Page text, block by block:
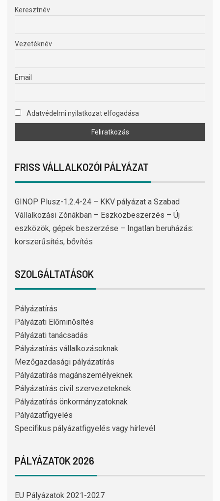
Keresztnév
Vezetéknév
Email
Adatvédelmi nyilatkozat elfogadása
FRISS VÁLLALKOZÓI PÁLYÁZAT
GINOP Plusz-1.2.4-24 – KKV pályázat a Szabad
Vállalkozási Zónákban – Eszközbeszerzés – Új
eszközök, gépek beszerzése – Ingatlan beruházás:
korszerűsítés, bővítés
SZOLGÁLTATÁSOK
Pályázatírás
Pályázati Előminősítés
Pályázati tanácsadás
Pályázatírás vállalkozásoknak
Mezőgazdasági pályázatírás
Pályázatírás magánszemélyeknek
Pályázatírás civil szervezeteknek
Pályázatírás önkormányzatoknak
Pályázatfigyelés
Specifikus pályázatfigyelés vagy hírlevél
PÁLYÁZATOK 2026
EU Pályázatok 2021-2027